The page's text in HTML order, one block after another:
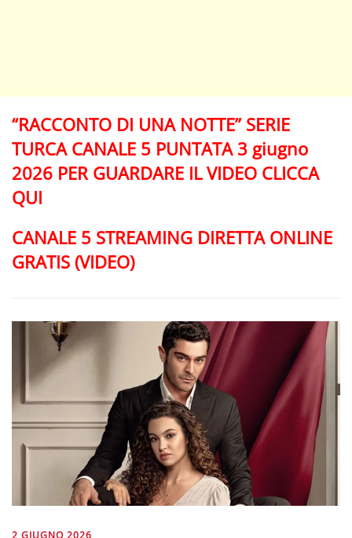
“RACCONTO DI UNA NOTTE” SERIE
TURCA CANALE 5 PUNTATA 3 giugno
2026 PER GUARDARE IL VIDEO CLICCA
QUI
CANALE 5 STREAMING DIRETTA ONLINE
GRATIS (VIDEO)
2 GIUGNO 2026